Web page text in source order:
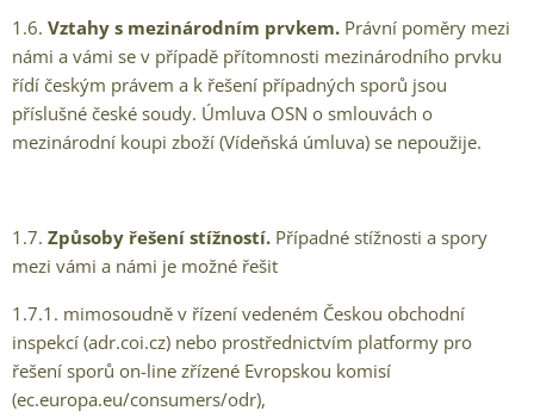
1.6. Vztahy s mezinárodním prvkem. Právní poměry mezi
námi a vámi se v případě přítomnosti mezinárodního prvku
řídí českým právem a k řešení případných sporů jsou
příslušné české soudy. Úmluva OSN o smlouvách o
mezinárodní koupi zboží (Vídeňská úmluva) se nepoužije.
1.7. Způsoby řešení stížností. Případné stížnosti a spory
mezi vámi a námi je možné řešit
1.7.1. mimosoudně v řízení vedeném Českou obchodní
inspekcí (adr.coi.cz) nebo prostřednictvím platformy pro
řešení sporů on-line zřízené Evropskou komisí
(ec.europa.eu/consumers/odr),